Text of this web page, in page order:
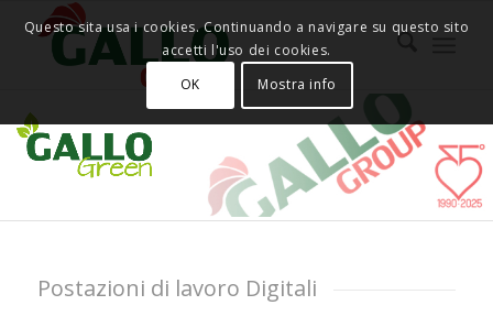
Postazioni di lavoro Digitali
Questo sita usa i cookies. Continuando a navigare su questo sito
accetti l'uso dei cookies.
OK
Mostra info